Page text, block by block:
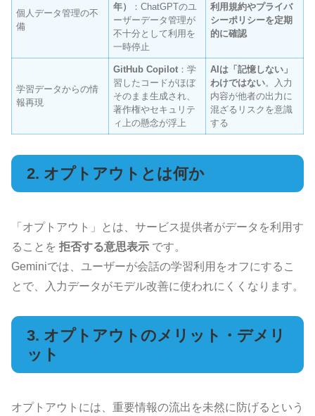
個人データ管理の不
備
年）
：ChatGPTのユ
ーザーデータ管理が
不十分として利用を
一時停止
利用規約やプライバ
シーポリシーを定期
的に確認
学習データからの情
報再現
GitHub Copilot ：学
習したコードがほぼ
そのまま生成され、
著作権やセキュリテ
ィ上の懸念が浮上
AIは「記憶しない」
わけではない。入力
内容が他者の出力に
混ざるリスクを意識
する
2. オプトアウトとは何か
「オプトアウト」とは、サービス提供者がデータを利用す
ることを 拒否する意思表示 です。
Geminiでは、ユーザーが会話の学習利用をオフにするこ
とで、入力データがモデル改善に使われにくくなります。
3. オプトアウトのメリット・デメリ
ット
オプトアウトには、重要情報の流出を未然に防げるという